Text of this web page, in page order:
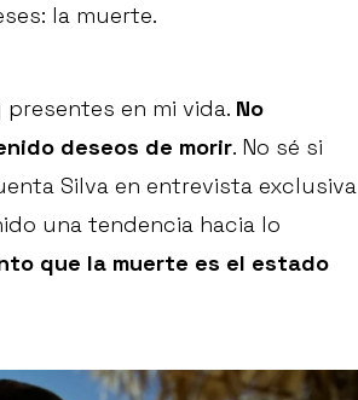
la muerte.
en mi vida. No
deseos de morir. No sé si
Silva en entrevista exclusiva
una tendencia hacia lo
que la muerte es el estado